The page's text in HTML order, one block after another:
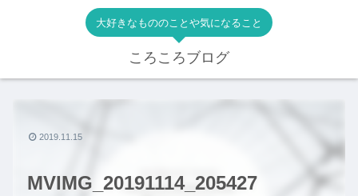
大好きなもののことや気になること
ころころブログ
MVIMG_20191114_205427
2019.11.15